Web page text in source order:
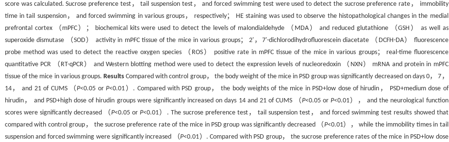
score was calculated. Sucrose preference test， tail suspension test， and forced swimming test were used to detect the sucrose preference rate， immobility
time in tail suspension， and forced swimming in various groups， respectively； HE staining was used to observe the histopathological changes in the medial
prefrontal cortex （mPFC）； biochemical kits were used to detect the levels of malondialdehyde （MDA） and reduced glutathione （GSH） as well as
superoxide dismutase （SOD） activity in mPFC tissue of the mice in various groups； 2'，7'-dichlorodihydrofluorescein diacetate （DCFH-DA） fluorescence
probe method was used to detect the reactive oxygen species （ROS） positive rate in mPFC tissue of the mice in various groups； real-time fluorescence
quantitative PCR （RT-qPCR） and Western blotting method were used to detect the expression levels of nucleoredoxin （NXN） mRNA and protein in mPFC
tissue of the mice in various groups. Results Compared with control group， the body weight of the mice in PSD group was significantly decreased on days 0， 7，
14， and 21 of CUMS （P<0.05 orP<0.01）. Compared with PSD group， the body weights of the mice in PSD+low dose of hirudin， PSD+medium dose of
hirudin， and PSD+high dose of hirudin groups were significantly increased on days 14 and 21 of CUMS （P<0.05 orP<0.01）， and the neurological function
scores were significantly decreased （P<0.05 orP<0.01）. The sucrose preference test， tail suspension test， and forced swimming test results showed that
compared with control group， the sucrose preference rate of the mice in PSD group was significantly decreased （P<0.01）， while the immobility times in tail
suspension and forced swimming were significantly increased （P<0.01）. Compared with PSD group， the sucrose preference rates of the mice in PSD+low dose